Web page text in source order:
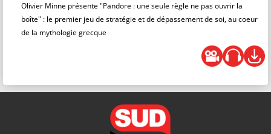
Olivier Minne présente "Pandore : une seule règle ne pas ouvrir la
boîte" : le premier jeu de stratégie et de dépassement de soi, au coeur
de la mythologie grecque